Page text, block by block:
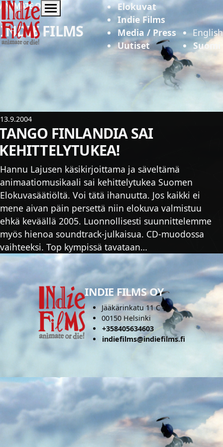
Indie Films
Elokuvat
Indie Films
Media / Press
Uutiset
English
Suomi
ANIMATE OR DIE!
INDIE FILMS
13.9.2004
FINLANDIA SAI
Hannu Lajusen käsikirjoittama ja säveltämä
animaatiomusikaali sai kehittelytukea Suomen
Elokuvasäätiöltä. Voi tätä ihanuutta. Jos kaikki ei
mene aivan päin persettä niin elokuva valmistuu
ehkä keväällä 2005. Luonnollisesti suunnittelemme
myös hienoa soundtrack-julkaisua. CD-muodossa
vaihteeksi. Top kympissä tavataan…
INDIE FILMS OY
Jääkärinkatu 11 C 46
00150 Helsinki
+358405634603
indiefilms@indiefilms.fi